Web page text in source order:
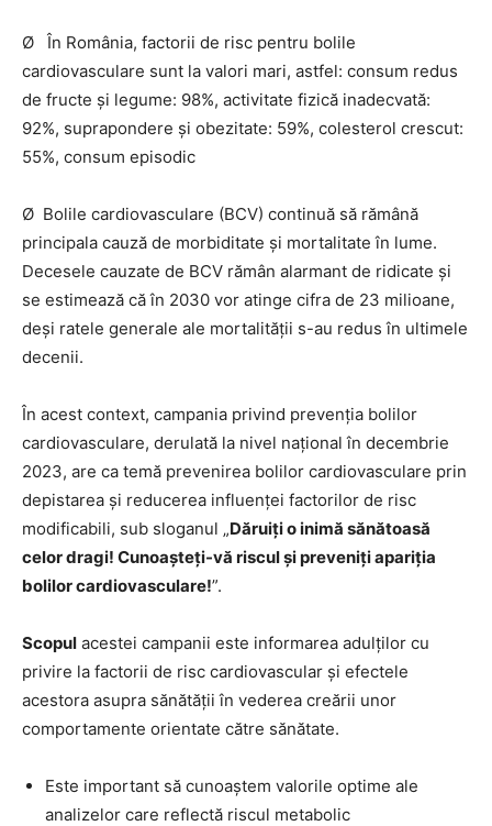
Ø În România, factorii de risc pentru bolile
cardiovasculare sunt la valori mari, astfel: consum redus
de fructe și legume: 98%, activitate fizică inadecvată:
92%, suprapondere și obezitate: 59%, colesterol crescut:
55%, consum episodic
Ø Bolile cardiovasculare (BCV) continuă să rămână
principala cauză de morbiditate și mortalitate în lume.
Decesele cauzate de BCV rămân alarmant de ridicate și
se estimează că în 2030 vor atinge cifra de 23 milioane,
deși ratele generale ale mortalității s-au redus în ultimele
decenii.
În acest context, campania privind prevenția bolilor
cardiovasculare, derulată la nivel național în decembrie
2023, are ca temă prevenirea bolilor cardiovasculare prin
depistarea și reducerea influenței factorilor de risc
modificabili, sub sloganul „Dăruiți o inimă sănătoasă
celor dragi! Cunoașteți-vă riscul și preveniți apariția
bolilor cardiovasculare!”.
Scopul acestei campanii este informarea adulților cu
privire la factorii de risc cardiovascular și efectele
acestora asupra sănătății în vederea creării unor
comportamente orientate către sănătate.
Este important să cunoaștem valorile optime ale
analizelor care reflectă riscul metabolic